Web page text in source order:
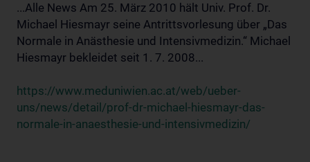
...Alle News Am 25. März 2010 hält Univ. Prof. Dr.
Michael Hiesmayr seine Antrittsvorlesung über „Das
Normale in Anästhesie und Intensivmedizin.“ Michael
Hiesmayr bekleidet seit 1. 7. 2008...
https://www.meduniwien.ac.at/web/ueber-
uns/news/detail/prof-dr-michael-hiesmayr-das-
normale-in-anaesthesie-und-intensivmedizin/